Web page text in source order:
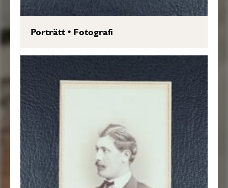
Porträtt• Fotografi